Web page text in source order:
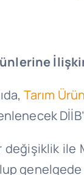
Tarım
değişiklik